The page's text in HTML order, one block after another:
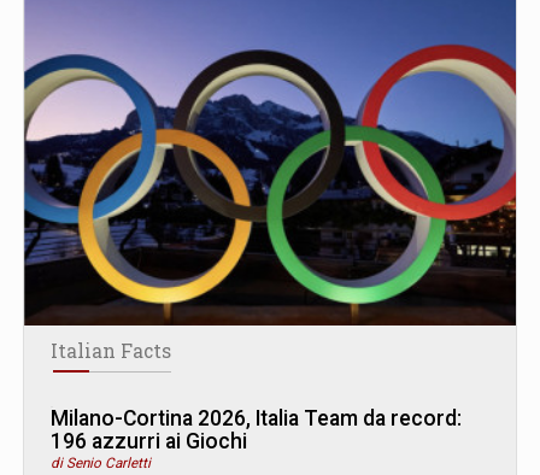
Italian Facts
Milano-Cortina 2026, Italia Team da record:
196 azzurri ai Giochi
di Senio Carletti